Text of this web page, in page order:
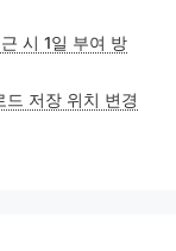
시 1일 부여 방
드 저장 위치 변경